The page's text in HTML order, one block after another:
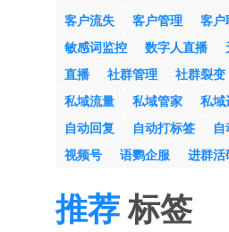
客户流失
客户管理 客户
敏感词监控
数字人直播
直播
社群管理 社群裂变
私域流量
私域管家 私域
自动回复
自动打标签
视频号
语鹦企服 进群活
推荐标签